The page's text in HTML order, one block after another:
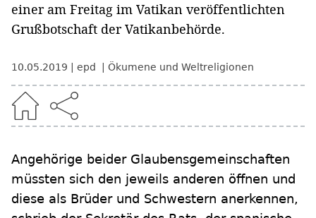
einer am Freitag im Vatikan veröffentlichten
Grußbotschaft der Vatikanbehörde.
10.05.2019 epd Ökumene und Weltreligionen
Angehörige beider Glaubensgemeinschaften
müssten sich den jeweils anderen öffnen und
diese als Brüder und Schwestern anerkennen,